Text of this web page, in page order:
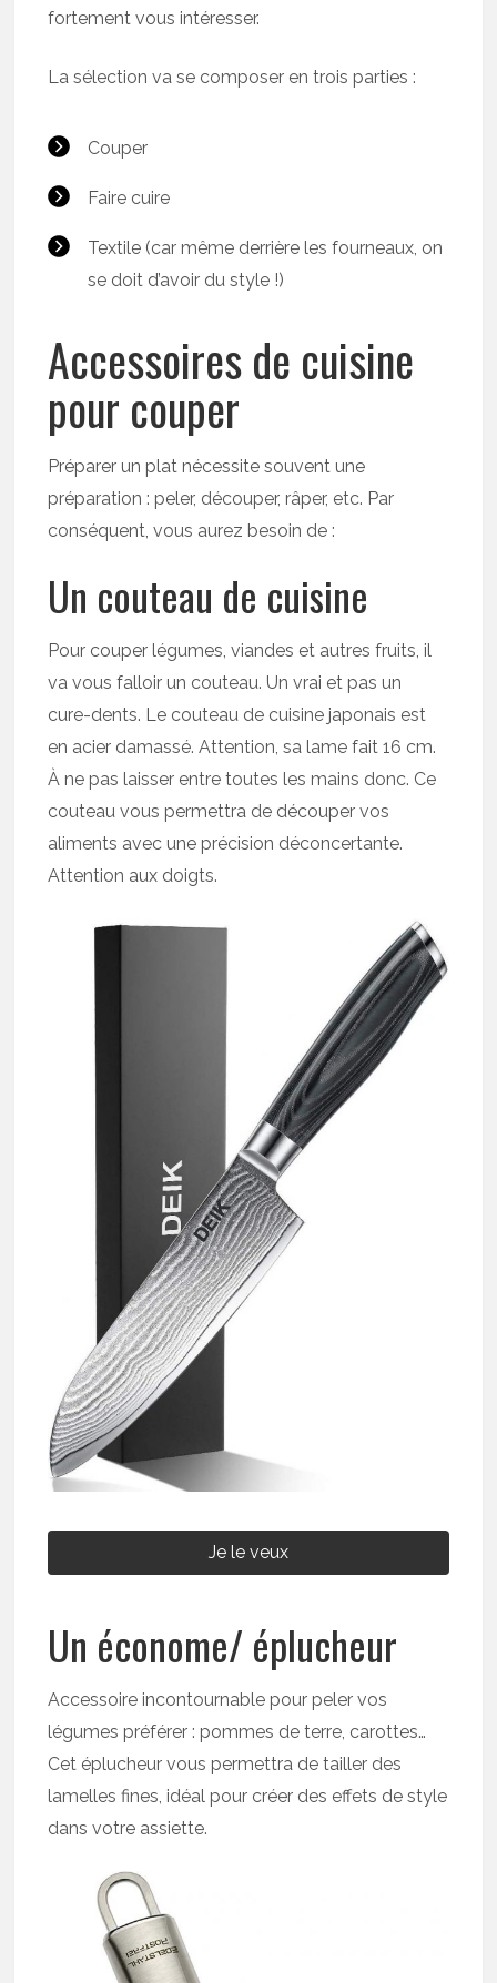
fortement vous intéresser.
La sélection va se composer en trois parties :
Couper
Faire cuire
Textile (car même derrière les fourneaux, on
se doit d’avoir du style !)
Accessoires de cuisine
pour couper
Préparer un plat nécessite souvent une
préparation : peler, découper, râper, etc. Par
conséquent, vous aurez besoin de :
Un couteau de cuisine
Pour couper légumes, viandes et autres fruits, il
va vous falloir un couteau. Un vrai et pas un
cure-dents. Le couteau de cuisine japonais est
en acier damassé. Attention, sa lame fait 16 cm.
À ne pas laisser entre toutes les mains donc. Ce
couteau vous permettra de découper vos
aliments avec une précision déconcertante.
Attention aux doigts.
Je le veux
Un économe/ éplucheur
Accessoire incontournable pour peler vos
légumes préférer : pommes de terre, carottes…
Cet éplucheur vous permettra de tailler des
lamelles fines, idéal pour créer des effets de style
dans votre assiette.